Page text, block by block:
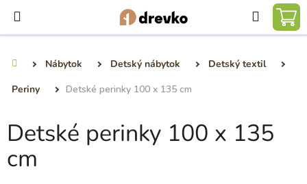
obsah
Hľadať
Nábytok Detský nábytok
Detský textil
Periny
Detské perinky 100 x 135 cm
Detské perinky 100 x 135
cm